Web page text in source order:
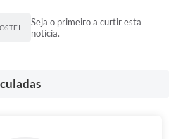
Seja o primeiro a curtir esta
notícia.